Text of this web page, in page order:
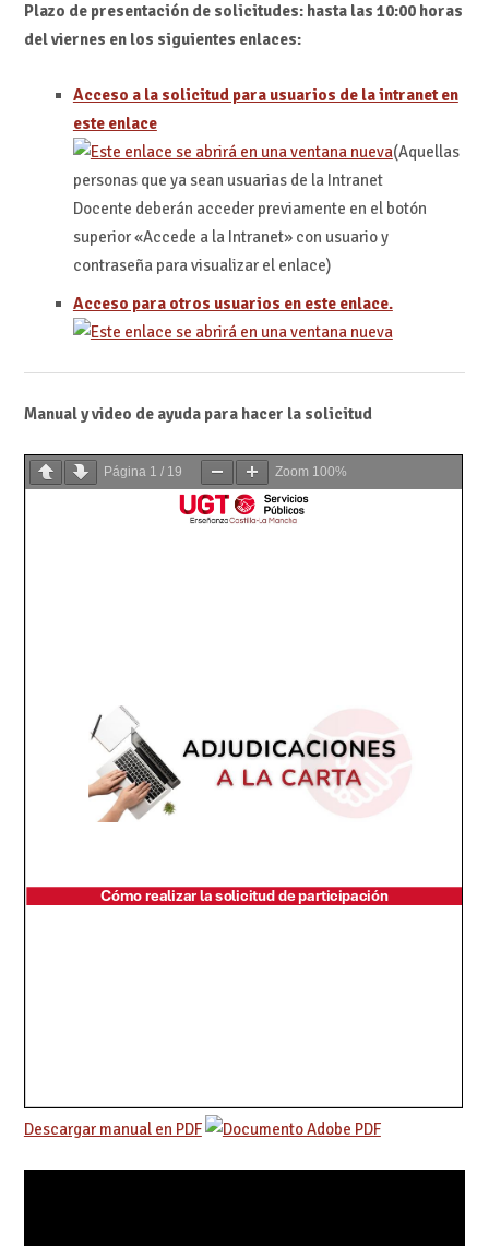
Plazo de presentación de solicitudes: hasta las 10:00 horas
del viernes en los siguientes enlaces:
Acceso a la solicitud para usuarios de la intranet en
este enlace
(Aquellas
personas que ya sean usuarias de la Intranet
Docente deberán acceder previamente en el botón
superior «Accede a la Intranet» con usuario y
contraseña para visualizar el enlace)
Acceso para otros usuarios en este enlace.
Manual y video de ayuda para hacer la solicitud
Página 1 / 19 Zoom 100%
Descargar manual en PDF